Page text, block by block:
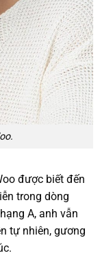
được biết đến
trong dòng
A, anh vẫn
tự nhiên, gương